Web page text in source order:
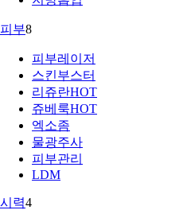
피부8
피부레이저
스킨부스터
리쥬란HOT
쥬베룩HOT
엑소좀
물광주사
피부관리
LDM
시력4